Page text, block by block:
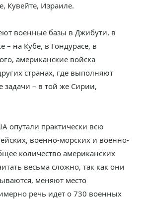
Кувейте, Израиле.
военные базы в Джибути, в
– на Кубе, в Гондурасе, в
американские войска
странах, где выполняют
– в той же Сирии,
опутали практически всю
военно-морских и военно-
количество американских
весьма сложно, так как они
меняют место
речь идет о 730 военных